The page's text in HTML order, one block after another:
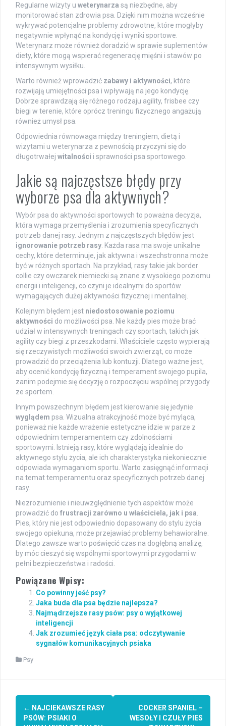
Regularne wizyty u weterynarza są niezbędne, aby
monitorować stan zdrowia psa. Dzięki nim można wcześnie
wykrywać potencjalne problemy zdrowotne, które mogłyby
negatywnie wpłynąć na kondycję i wyniki sportowe.
Weterynarz może również doradzić w sprawie suplementów
diety, które mogą wspierać regenerację mięśni i stawów po
intensywnym wysiłku.
Warto również wprowadzić zabawy i aktywności, które
rozwijają umiejętności psa i wpływają na jego kondycję.
Dobrze sprawdzają się różnego rodzaju agility, frisbee czy
biegi w terenie, które oprócz treningu fizycznego angażują
również umysł psa.
Odpowiednia równowaga między treningiem, dietą i
wizytami u weterynarza z pewnością przyczyni się do
długotrwałej witalności i sprawności psa sportowego.
Jakie są najczęstsze błędy przy
wyborze psa dla aktywnych?
Wybór psa do aktywności sportowych to poważna decyzja,
która wymaga przemyślenia i zrozumienia specyficznych
potrzeb danej rasy. Jednym z najczęstszych błędów jest
ignorowanie potrzeb rasy . Każda rasa ma swoje unikalne
cechy, które determinuje, jak aktywna i wszechstronna może
być w różnych sportach. Na przykład, rasy takie jak border
collie czy owczarek niemiecki są znane z wysokiego poziomu
energii i inteligencji, co czyni je idealnymi do sportów
wymagających dużej aktywności fizycznej i mentalnej.
Kolejnym błędem jest niedostosowanie poziomu
aktywności do możliwości psa. Nie każdy pies może brać
udział w intensywnych treningach czy sportach, takich jak
agility czy biegi z przeszkodami. Właściciele często wypierają
się rzeczywistych możliwości swoich zwierząt, co może
prowadzić do przeciążenia lub kontuzji. Dlatego ważne jest,
aby ocenić kondycję fizyczną i temperament swojego pupila,
zanim podejmie się decyzję o rozpoczęciu wspólnej przygody
ze sportem.
Innym powszechnym błędem jest kierowanie się jedynie
wyglądem psa. Wizualna atrakcyjność może być myląca,
ponieważ nie każde wrażenie estetyczne idzie w parze z
odpowiednim temperamentem czy zdolnościami
sportowymi. Istnieją rasy, które wyglądają idealnie do
aktywnego stylu życia, ale ich charakterystyka niekoniecznie
odpowiada wymaganiom sportu. Warto zasięgnąć informacji
na temat temperamentu oraz specyficznych potrzeb danej
rasy.
Niezrozumienie i nieuwzględnienie tych aspektów może
prowadzić do frustracji zarówno u właściciela, jak i psa
Pies, który nie jest odpowiednio dopasowany do stylu życia
swojego opiekuna, może przejawiać problemy behawioralne.
Dlatego zawsze warto poświęcić czas na dogłębną analizę,
by móc cieszyć się wspólnymi sportowymi przygodami w
pełni bezpieczeństwa i radości.
Powiązane Wpisy:
Co powinny jeść psy?
Jaka buda dla psa będzie najlepsza?
Najmądrzejsze rasy psów: psy o wyjątkowej
inteligencji
Jak zrozumieć język ciała psa: odczytywanie
sygnałów komunikacyjnych psiaka
Psy
Post
navigation
← NAJCIEKAWSZE RASY
PSÓW: PSIAKI O
COCKER SPANIEL –
WESOŁY I CZUŁY PIES